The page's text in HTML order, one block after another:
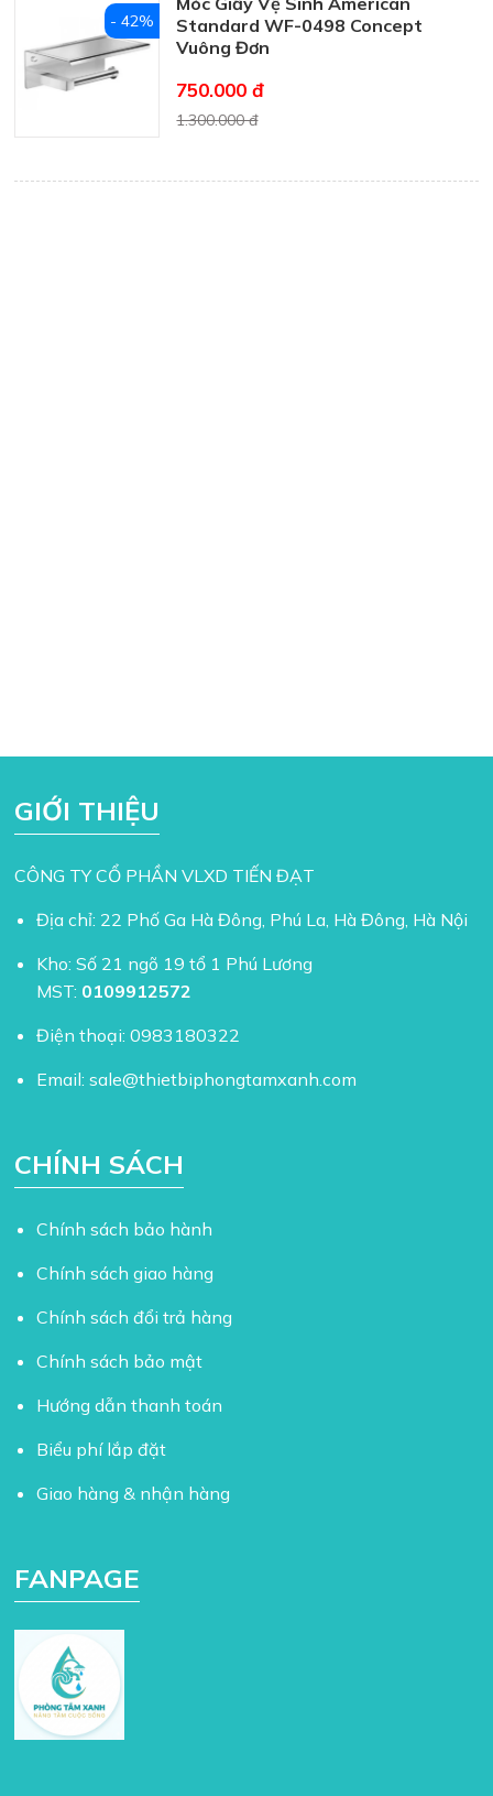
Standard WF-0498 Concept
Vuông Đơn
750.000 đ
1.300.000 đ
- 42%
GIỚI THIỆU
CÔNG TY CỔ PHẦN VLXD TIẾN ĐẠT
Địa chỉ: 22 Phố Ga Hà Đông, Phú La, Hà Đông, Hà Nội
Kho: Số 21 ngõ 19 tổ 1 Phú Lương
MST: 0109912572
Điện thoại:0983180322
Email:sale@thietbiphongtamxanh.com
CHÍNH SÁCH
Chính sách bảo hành
Chính sách giao hàng
Chính sách đổi trả hàng
Chính sách bảo mật
Hướng dẫn thanh toán
Biểu phí lắp đặt
Giao hàng & nhận hàng
FANPAGE